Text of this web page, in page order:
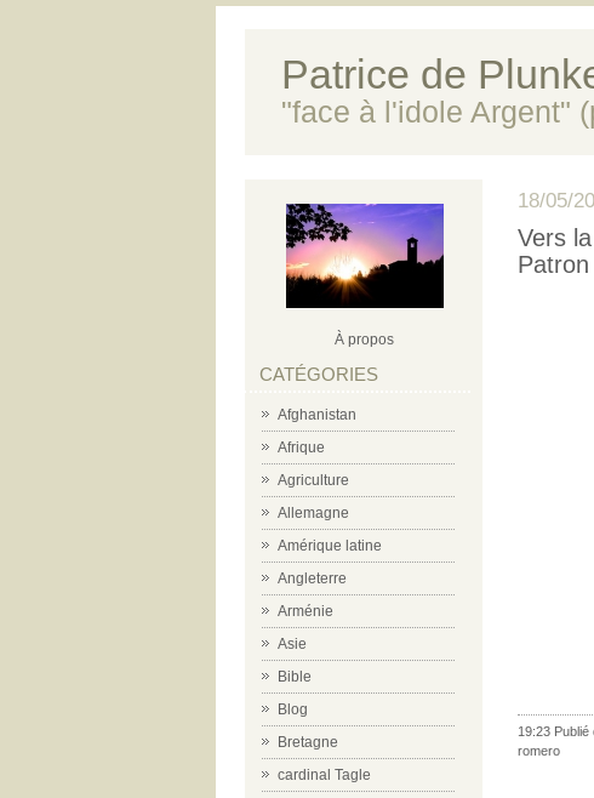
Patrice de
"face à l'idole Argent"
À propos
CATÉGORIES
Afghanistan
Afrique
Agriculture
Allemagne
Amérique latine
Angleterre
Arménie
Asie
Bible
Blog
Bretagne
cardinal Tagle
18/05/
Vers
19:23 Publié
romero